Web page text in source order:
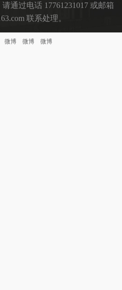
通过电话 17761231017 或邮箱
联系处理。
微博 微博 微博